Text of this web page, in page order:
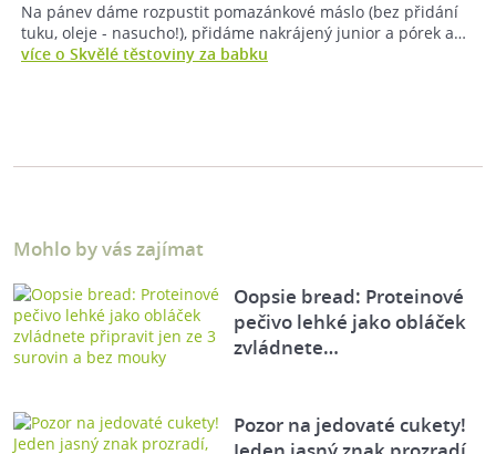
Na pánev dáme rozpustit pomazánkové máslo (bez přidání
tuku, oleje - nasucho!), přidáme nakrájený junior a pórek a…
více o Skvělé těstoviny za babku
Mohlo by vás zajímat
Oopsie bread: Proteinové
pečivo lehké jako obláček
zvládnete…
Pozor na jedovaté cukety!